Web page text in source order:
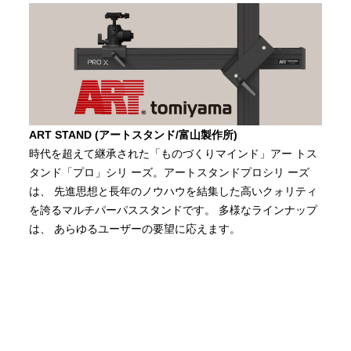
ART STAND (アートスタンド/富山製作所)
時代を超えて継承された「ものづくりマインド」アー トス
タンド「プロ」シリ ーズ。アートスタンドプロシリ ーズ
は、 先進思想と長年のノウハウを結集した高いクォリティ
を誇るマルチパーパススタンドです。 多様なラインナップ
は、 あらゆるユーザーの要望に応えます。